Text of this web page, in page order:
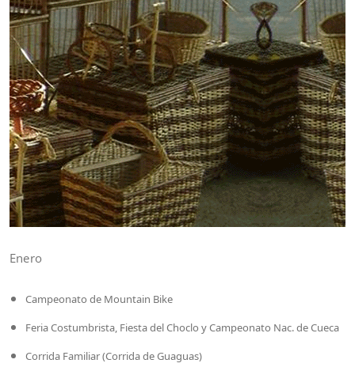
Enero
Campeonato de Mountain Bike
Feria Costumbrista, Fiesta del Choclo y Campeonato Nac. de Cueca
Corrida Familiar (Corrida de Guaguas)